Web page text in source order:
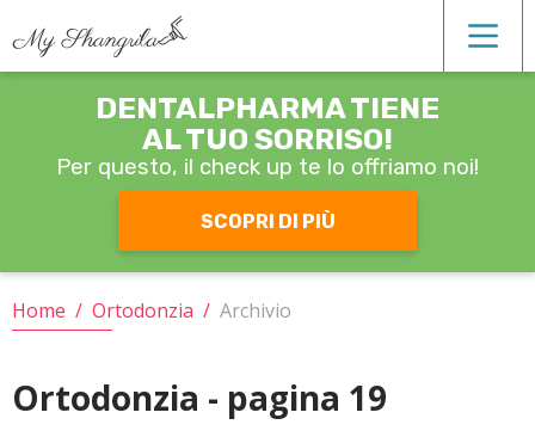
Estetica dentale
Operatori
DENTALPHARMA TIENE
AL TUO SORRISO!
Per questo, il check up te lo offriamo noi!
SCOPRI DI PIÙ
Home / Ortodonzia / Archivio
Ortodonzia - pagina 19